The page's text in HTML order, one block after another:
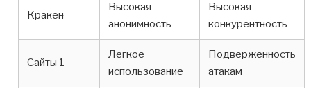
Кракен
Высокая
анонимность
Высокая
конкурентность
Сайты 1
Легкое
использование
Подверженность
атакам